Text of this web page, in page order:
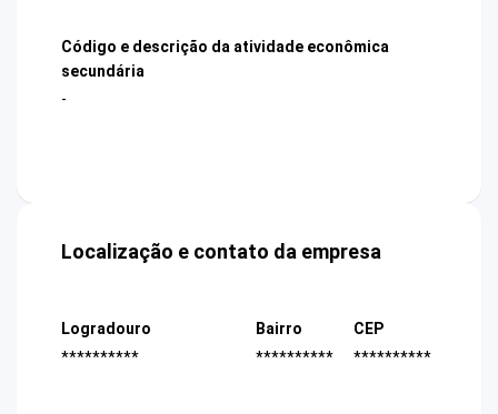
Código e descrição da atividade econômica
secundária
-
Localização e contato da empresa
Logradouro
**********
Bairro
**********
CEP
**********